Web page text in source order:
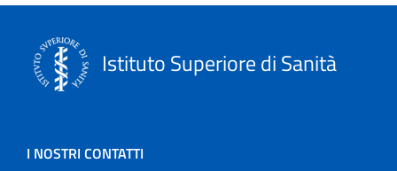
Istituto Superiore di Sanità
I NOSTRI CONTATTI